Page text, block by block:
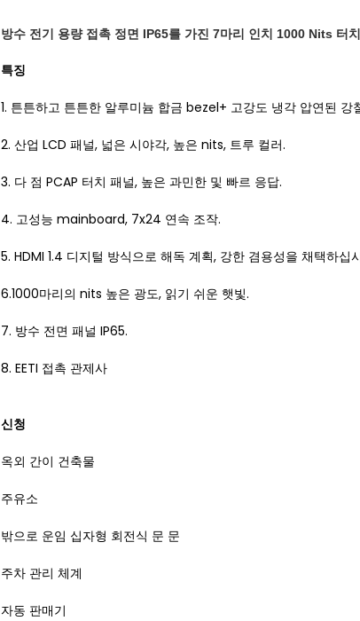
방수 전기 용량 접촉 정면 IP65를 가진 7마리 인치 1000 Nits 터
특징
1. 튼튼하고 튼튼한 알루미늄 합금 bezel+ 고강도 냉각 압연된 강
2. 산업 LCD 패널, 넓은 시야각, 높은 nits, 트루 컬러.
3. 다 점 PCAP 터치 패널, 높은 과민한 및 빠르 응답.
4. 고성능 mainboard, 7x24 연속 조작.
5. HDMI 1.4 디지털 방식으로 해독 계획, 강한 겸용성을 채택하십
6.1000마리의 nits 높은 광도, 읽기 쉬운 햇빛.
7. 방수 전면 패널 IP65.
8. EETI 접촉 관제사
신청
옥외 간이 건축물
주유소
밖으로 운임 십자형 회전식 문 문
주차 관리 체계
자동 판매기